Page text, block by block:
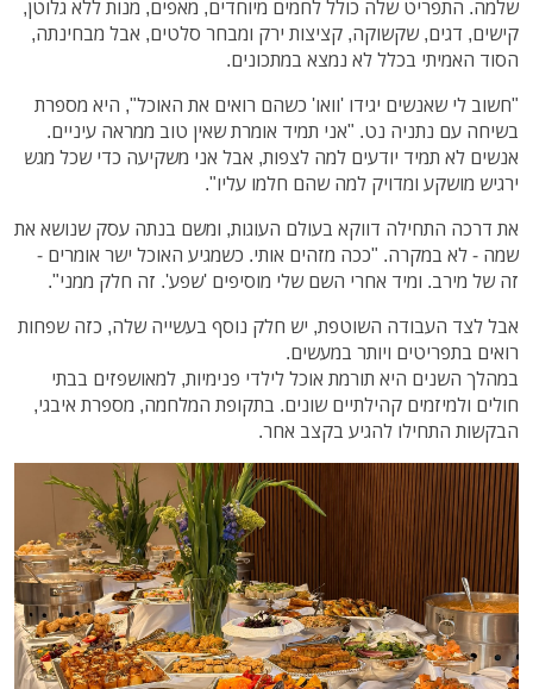
שלמה. התפריט שלה כולל לחמים מיוחדים, מאפים, מנות ללא גלוטן,
קישים, דגים, שקשוקה, קציצות ירק ומבחר סלטים, אבל מבחינתה,
הסוד האמיתי בכלל לא נמצא במתכונים.
"חשוב לי שאנשים יגידו 'וואו' כשהם רואים את האוכל", היא מספרת
בשיחה עם נתניה נט. "אני תמיד אומרת שאין טוב ממראה עיניים.
אנשים לא תמיד יודעים למה לצפות, אבל אני משקיעה כדי שכל מגש
ירגיש מושקע ומדויק למה שהם חלמו עליו".
את דרכה התחילה דווקא בעולם העוגות, ומשם בנתה עסק שנושא את
שמה - לא במקרה. "ככה מזהים אותי. כשמגיע האוכל ישר אומרים -
זה של מירב. ומיד אחרי השם שלי מוסיפים 'שפע'. זה חלק ממני".
אבל לצד העבודה השוטפת, יש חלק נוסף בעשייה שלה, כזה שפחות
רואים בתפריטים ויותר במעשים.
במהלך השנים היא תורמת אוכל לילדי פנימיות, למאושפזים בבתי
חולים ולמיזמים קהילתיים שונים. בתקופת המלחמה, מספרת איבגי,
הבקשות התחילו להגיע בקצב אחר.